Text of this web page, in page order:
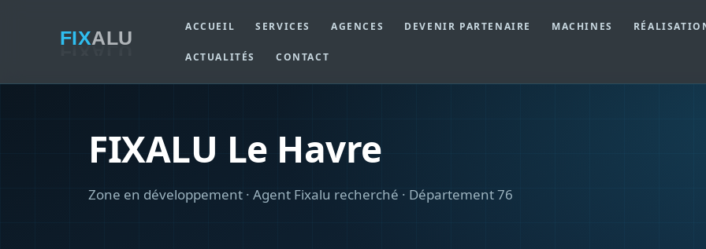
ACCUEIL SERVICES AGENCES DEVENIR PARTENAIRE MACHINES
ACTUALITÉS CONTACT
FIXALU Le Havre
Zone en développement · Agent Fixalu recherché · Département 76